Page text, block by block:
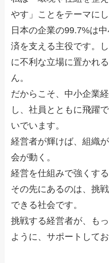
やす」ことをテーマにし
日本の企業の99.7%は
済を支える主役です。
に不利な立場に置かれ
ん。
だからこそ、中小企業
し、社員とともに飛躍
いでいます。
経営者が輝けば、組織
会が動く。
経営を仕組みで強くする
その先にあるのは、挑
できる社会です。
挑戦する経営者が、も
ように、サポートしてお